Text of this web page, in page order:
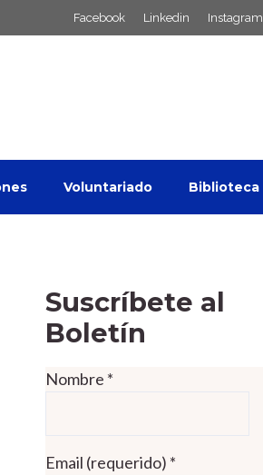
Facebook Linkedin Instagram
Voluntariado Biblioteca
Suscríbete al
Boletín
Nombre *
Email (requerido) *